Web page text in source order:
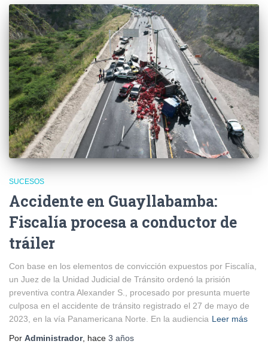
SUCESOS
Accidente en Guayllabamba:
Fiscalía procesa a conductor de
tráiler
Con base en los elementos de convicción expuestos por Fiscalía,
un Juez de la Unidad Judicial de Tránsito ordenó la prisión
preventiva contra Alexander S., procesado por presunta muerte
culposa en el accidente de tránsito registrado el 27 de mayo de
2023, en la vía Panamericana Norte. En la audiencia Leer más
Por Administrador, hace 3 años